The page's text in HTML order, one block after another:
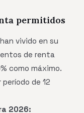
permitidos
vivido en su
de renta
como máximo.
de 12
2026: